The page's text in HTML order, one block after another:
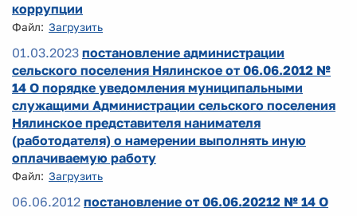
коррупции
Файл: Загрузить
01.03.2023 постановление администрации
сельского поселения Нялинское от 06.06.2012 №
14 О порядке уведомления муниципальными
служащими Администрации сельского поселения
Нялинское представителя нанимателя
(работодателя) о намерении выполнять иную
оплачиваемую работу
Файл: Загрузить
06.06.2012 постановление от 06.06.20212 № 14 О